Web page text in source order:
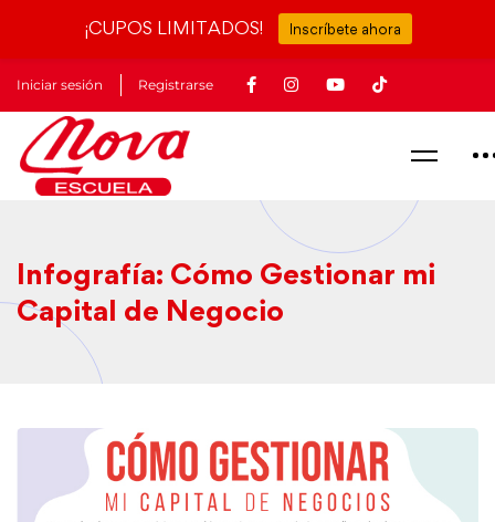
Iniciar sesión Registrarse
Infografía: Cómo Gestionar mi
Capital de Negocio
¡CUPOS LIMITADOS! Inscríbete ahora